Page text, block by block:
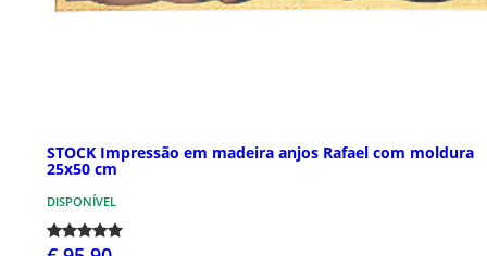
STOCK Impressão em madeira anjos Rafael com moldura
25x50 cm
DISPONÍVEL